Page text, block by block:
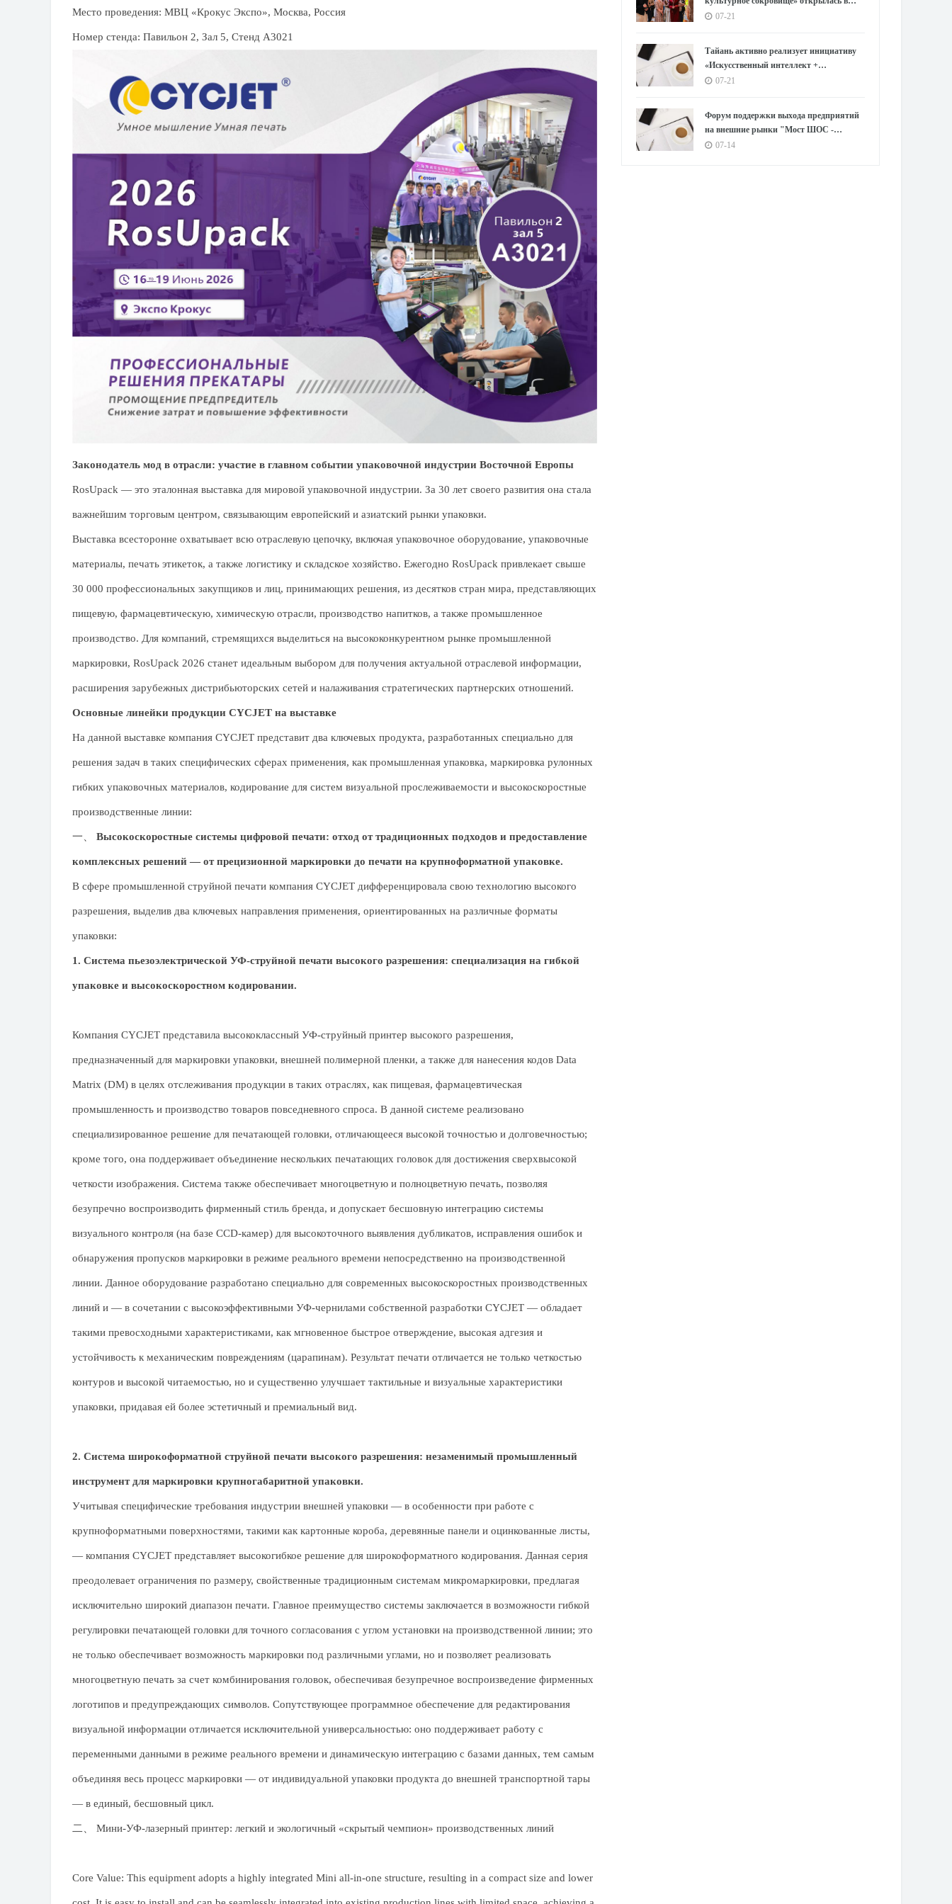
Место проведения: МВЦ «Крокус Экспо», Москва, Россия
Номер стенда: Павильон 2, Зал 5, Стенд A3021
Законодатель мод в отрасли: участие в главном событии упаковочной индустрии Восточной Европы
RosUpack — это эталонная выставка для мировой упаковочной индустрии. За 30 лет своего развития она стала
важнейшим торговым центром, связывающим европейский и азиатский рынки упаковки.
Выставка всесторонне охватывает всю отраслевую цепочку, включая упаковочное оборудование, упаковочные
материалы, печать этикеток, а также логистику и складское хозяйство. Ежегодно RosUpack привлекает свыше
30 000 профессиональных закупщиков и лиц, принимающих решения, из десятков стран мира, представляющих
пищевую, фармацевтическую, химическую отрасли, производство напитков, а также промышленное
производство. Для компаний, стремящихся выделиться на высококонкурентном рынке промышленной
маркировки, RosUpack 2026 станет идеальным выбором для получения актуальной отраслевой информации,
расширения зарубежных дистрибьюторских сетей и налаживания стратегических партнерских отношений.
Основные линейки продукции CYCJET на выставке
На данной выставке компания CYCJET представит два ключевых продукта, разработанных специально для
решения задач в таких специфических сферах применения, как промышленная упаковка, маркировка рулонных
гибких упаковочных материалов, кодирование для систем визуальной прослеживаемости и высокоскоростные
производственные линии:
一、 Высокоскоростные системы цифровой печати: отход от традиционных подходов и предоставление
комплексных решений — от прецизионной маркировки до печати на крупноформатной упаковке.
В сфере промышленной струйной печати компания CYCJET дифференцировала свою технологию высокого
разрешения, выделив два ключевых направления применения, ориентированных на различные форматы
упаковки:
1. Система пьезоэлектрической УФ-струйной печати высокого разрешения: специализация на гибкой
упаковке и высокоскоростном кодировании.
Компания CYCJET представила высококлассный УФ-струйный принтер высокого разрешения,
предназначенный для маркировки упаковки, внешней полимерной пленки, а также для нанесения кодов Data
Matrix (DM) в целях отслеживания продукции в таких отраслях, как пищевая, фармацевтическая
промышленность и производство товаров повседневного спроса. В данной системе реализовано
специализированное решение для печатающей головки, отличающееся высокой точностью и долговечностью;
кроме того, она поддерживает объединение нескольких печатающих головок для достижения сверхвысокой
четкости изображения. Система также обеспечивает многоцветную и полноцветную печать, позволяя
безупречно воспроизводить фирменный стиль бренда, и допускает бесшовную интеграцию системы
визуального контроля (на базе CCD-камер) для высокоточного выявления дубликатов, исправления ошибок и
обнаружения пропусков маркировки в режиме реального времени непосредственно на производственной
линии. Данное оборудование разработано специально для современных высокоскоростных производственных
линий и — в сочетании с высокоэффективными УФ-чернилами собственной разработки CYCJET — обладает
такими превосходными характеристиками, как мгновенное быстрое отверждение, высокая адгезия и
устойчивость к механическим повреждениям (царапинам). Результат печати отличается не только четкостью
контуров и высокой читаемостью, но и существенно улучшает тактильные и визуальные характеристики
упаковки, придавая ей более эстетичный и премиальный вид.
2. Система широкоформатной струйной печати высокого разрешения: незаменимый промышленный
инструмент для маркировки крупногабаритной упаковки.
Учитывая специфические требования индустрии внешней упаковки — в особенности при работе с
крупноформатными поверхностями, такими как картонные короба, деревянные панели и оцинкованные листы,
— компания CYCJET представляет высокогибкое решение для широкоформатного кодирования. Данная серия
преодолевает ограничения по размеру, свойственные традиционным системам микромаркировки, предлагая
исключительно широкий диапазон печати. ​​Главное преимущество системы заключается в возможности гибкой
регулировки печатающей головки для точного согласования с углом установки на производственной линии; это
не только обеспечивает возможность маркировки под различными углами, но и позволяет реализовать
многоцветную печать за счет комбинирования головок, обеспечивая безупречное воспроизведение фирменных
логотипов и предупреждающих символов. Сопутствующее программное обеспечение для редактирования
визуальной информации отличается исключительной универсальностью: оно поддерживает работу с
переменными данными в режиме реального времени и динамическую интеграцию с базами данных, тем самым
объединяя весь процесс маркировки — от индивидуальной упаковки продукта до внешней транспортной тары
— в единый, бесшовный цикл.
二、 Мини-УФ-лазерный принтер: легкий и экологичный «скрытый чемпион» производственных линий
Core Value: This equipment adopts a highly integrated Mini all-in-one structure, resulting in a compact size and lower
Музее Хунани
07-21
Тайань активно реализует инициативу
«Искусственный интеллект +
Производство»
07-21
Форум поддержки выхода предприятий
на внешние рынки "Мост ШОС -
совместные усилия России и Китая"
07-14